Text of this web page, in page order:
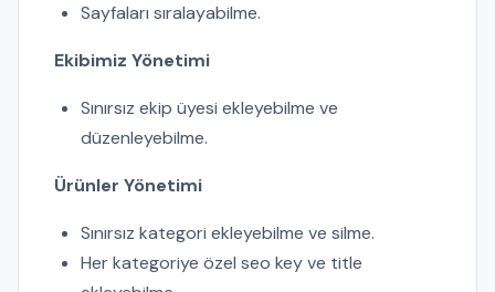
Sayfaları sıralayabilme.
Ekibimiz Yönetimi
Sınırsız ekip üyesi ekleyebilme ve
düzenleyebilme.
Ürünler Yönetimi
Sınırsız kategori ekleyebilme ve silme.
Her kategoriye özel seo key ve title